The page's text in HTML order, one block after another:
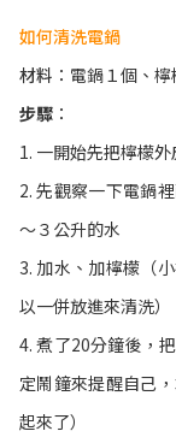
如何清洗電鍋
材料 ：電鍋１個、
步驟 ：
1. 一開始先把檸檬
2. 先觀察一下電鍋
～３公升的水
3. 加水、加檸檬（
以一併放進來清洗）
4. 煮了20分鐘後，
定鬧鐘來提醒自己
起來了）